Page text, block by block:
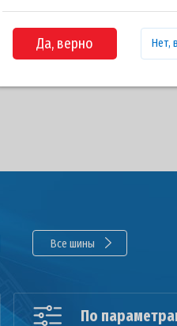
Да, верно Нет,
Все шины
По